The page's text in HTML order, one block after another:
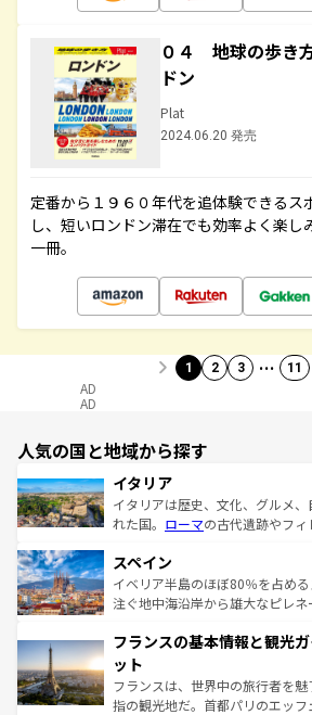
０４ 地球の歩
ドン
Plat
2024.06.20 発売
定番から１９６０年代を追体験できるス
し、短いロンドン滞在でも効率よく楽し
一冊。
1 2 3 … 11
AD
AD
人気の国と地域から探す
イタリア
イタリアは歴史、文化、グルメ
れた国。 ローマの古代遺跡やフ
ろん、トスカーナの美しい田園風
景など、自然景観も見逃せない
ピザやパスタなど、絶品のイタ
ませてくれるイタリアで、忘れら
なお、新着のイタリア情報は
しい。
スペイン
イベリア半島のほぼ80％を占め
注ぐ地中海沿岸から雄大なピレ
文化が根付くこの国では、情熱的
れる闘牛、そして美味しいタパス
る。首都マドリードの洗練され
アートに溢れた街角から、地方
フランスの基本情報と観光
ット
フランスは、世界中の旅行者を
指の観光地だ。首都パリのエッ